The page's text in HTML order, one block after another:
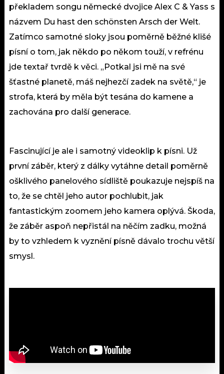
překladem songu německé dvojice Alex C & Yass s
názvem Du hast den schönsten Arsch der Welt.
Zatímco samotné sloky jsou poměrně běžné klišé
písní o tom, jak někdo po někom touží, v refrénu
jde textař tvrdě k věci. „Potkal jsi mě na své
šťastné planetě, máš nejhezčí zadek na světě,“ je
strofa, která by měla být tesána do kamene a
zachována pro další generace.
Fascinující je ale i samotný videoklip k písni. Už
první záběr, který z dálky vytáhne detail poměrně
ošklivého panelového sídliště poukazuje nejspíš na
to, že se chtěl jeho autor pochlubit, jak
fantastickým zoomem jeho kamera oplývá. Škoda,
že záběr aspoň nepřistál na něčím zadku, možná
by to vzhledem k vyznění písně dávalo trochu větší
smysl.